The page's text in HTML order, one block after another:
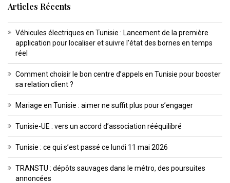
Articles Récents
Véhicules électriques en Tunisie : Lancement de la première
application pour localiser et suivre l’état des bornes en temps
réel
Comment choisir le bon centre d’appels en Tunisie pour booster
sa relation client ?
Mariage en Tunisie : aimer ne suffit plus pour s’engager
Tunisie-UE : vers un accord d’association rééquilibré
Tunisie : ce qui s’est passé ce lundi 11 mai 2026
TRANSTU : dépôts sauvages dans le métro, des poursuites
annoncées